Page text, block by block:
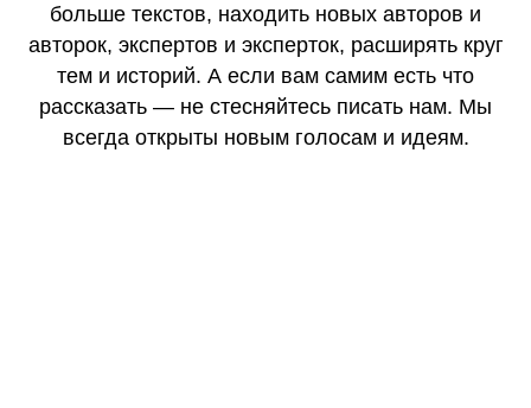
больше текстов, находить новых авторов и
авторок, экспертов и эксперток, расширять круг
тем и историй. А если вам самим есть что
рассказать — не стесняйтесь писать нам. Мы
всегда открыты новым голосам и идеям.